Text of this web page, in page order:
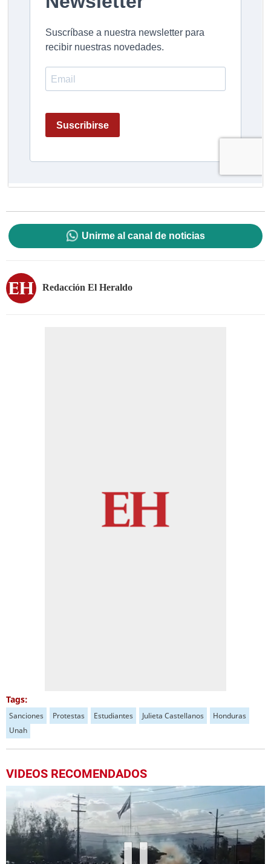
Unirme al canal de noticias
Redacción El Heraldo
Tags:
Sanciones Protestas Estudiantes Julieta Castellanos
Honduras
Unah
VIDEOS RECOMENDADOS